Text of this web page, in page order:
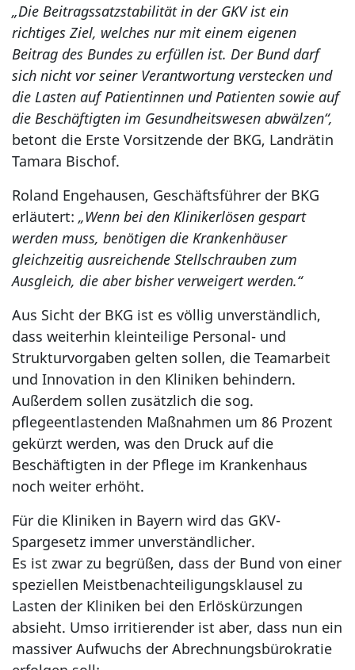
„Die Beitragssatzstabilität in der GKV ist ein
richtiges Ziel, welches nur mit einem eigenen
Beitrag des Bundes zu erfüllen ist. Der Bund darf
sich nicht vor seiner Verantwortung verstecken und
die Lasten auf Patientinnen und Patienten sowie auf
die Beschäftigten im Gesundheitswesen abwälzen“,
betont die Erste Vorsitzende der BKG, Landrätin
Tamara Bischof.
Roland Engehausen, Geschäftsführer der BKG
erläutert: „Wenn bei den Klinikerlösen gespart
werden muss, benötigen die Krankenhäuser
gleichzeitig ausreichende Stellschrauben zum
Ausgleich, die aber bisher verweigert werden.“
Aus Sicht der BKG ist es völlig unverständlich,
dass weiterhin kleinteilige Personal- und
Strukturvorgaben gelten sollen, die Teamarbeit
und Innovation in den Kliniken behindern.
Außerdem sollen zusätzlich die sog.
pflegeentlastenden Maßnahmen um 86 Prozent
gekürzt werden, was den Druck auf die
Beschäftigten in der Pflege im Krankenhaus
noch weiter erhöht.
Für die Kliniken in Bayern wird das GKV-
Spargesetz immer unverständlicher.
Es ist zwar zu begrüßen, dass der Bund von einer
speziellen Meistbenachteiligungsklausel zu
Lasten der Kliniken bei den Erlöskürzungen
absieht. Umso irritierender ist aber, dass nun ein
massiver Aufwuchs der Abrechnungsbürokratie